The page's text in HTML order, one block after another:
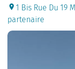
1 Bis Rue Du 19
partenaire